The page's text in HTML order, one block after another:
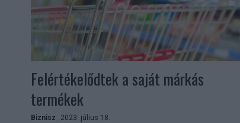
Felértékelődtek a saját márkás
termékek
Biznisz 2023. július 18.